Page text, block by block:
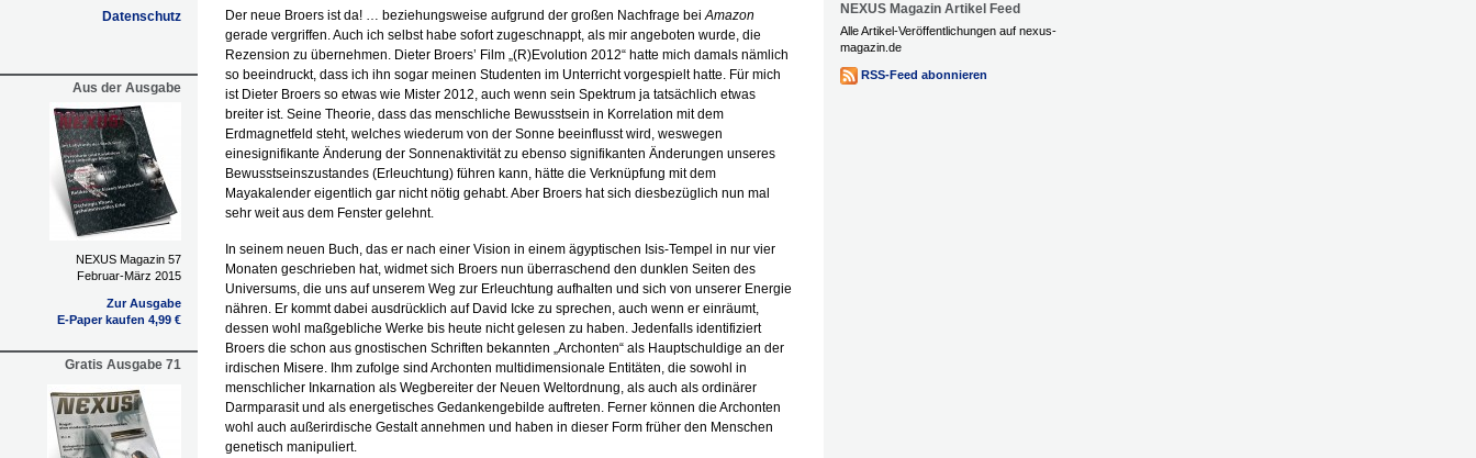
Datenschutz
Aus der Ausgabe
NEXUS Magazin 57
Februar-März 2015
Zur Ausgabe
E-Paper kaufen 4,99 €
Gratis Ausgabe 71
Der neue Broers ist da! … beziehungsweise aufgrund der großen Nachfrage beiAmazon
gerade vergriffen. Auch ich selbst habe sofort zugeschnappt, als mir angeboten wurde, die
Rezension zu übernehmen. Dieter Broers’ Film „(R)Evolution 2012“ hatte mich damals nämlich
so beeindruckt, dass ich ihn sogar meinen Studenten im Unterricht vorgespielt hatte. Für mich
ist Dieter Broers so etwas wie Mister 2012, auch wenn sein Spektrum ja tatsächlich etwas
breiter ist. Seine Theorie, dass das menschliche Bewusstsein in Korrelation mit dem
Erdmagnetfeld steht, welches wiederum von der Sonne beeinflusst wird, weswegen
einesignifikante Änderung der Sonnenaktivität zu ebenso signifikanten Änderungen unseres
Bewusstseinszustandes (Erleuchtung) führen kann, hätte die Verknüpfung mit dem
Mayakalender eigentlich gar nicht nötig gehabt. Aber Broers hat sich diesbezüglich nun mal
sehr weit aus dem Fenster gelehnt.
In seinem neuen Buch, das er nach einer Vision in einem ägyptischen Isis-Tempel in nur vier
Monaten geschrieben hat, widmet sich Broers nun überraschend den dunklen Seiten des
Universums, die uns auf unserem Weg zur Erleuchtung aufhalten und sich von unserer Energie
nähren. Er kommt dabei ausdrücklich auf David Icke zu sprechen, auch wenn er einräumt,
dessen wohl maßgebliche Werke bis heute nicht gelesen zu haben. Jedenfalls identifiziert
Broers die schon aus gnostischen Schriften bekannten „Archonten“ als Hauptschuldige an der
irdischen Misere. Ihm zufolge sind Archonten multidimensionale Entitäten, die sowohl in
menschlicher Inkarnation als Wegbereiter der Neuen Weltordnung, als auch als ordinärer
Darmparasit und als energetisches Gedankengebilde auftreten. Ferner können die Archonten
wohl auch außerirdische Gestalt annehmen und haben in dieser Form früher den Menschen
genetisch manipuliert.
NEXUS Magazin Artikel Feed
Alle Artikel-Veröffentlichungen auf nexus-
magazin.de
RSS-Feed abonnieren